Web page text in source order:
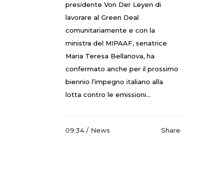
presidente Von Der Leyen di
lavorare al Green Deal
comunitariamente e con la
ministra del MIPAAF, senatrice
Maria Teresa Bellanova, ha
confermato anche per il prossimo
biennio l’impegno italiano alla
lotta contro le emissioni...
09:34 / News Share